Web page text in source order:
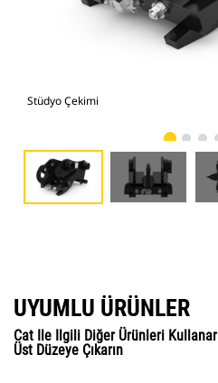
Stüdyo Çekimi
UYUMLU ÜRÜNLER
Cat Ile Ilgili Diğer Ürünleri
Üst Düzeye Çıkarın